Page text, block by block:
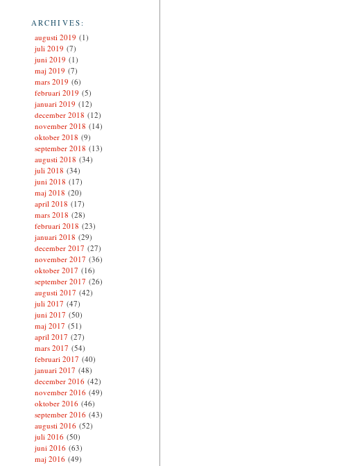
ARCHIVES:
augusti 2019 (1)
juli 2019 (7)
juni 2019 (1)
maj 2019 (7)
mars 2019 (6)
februari 2019 (5)
januari 2019 (12)
december 2018 (12)
november 2018 (14)
oktober 2018 (9)
september 2018 (13)
augusti 2018 (34)
juli 2018 (34)
juni 2018 (17)
maj 2018 (20)
april 2018 (17)
mars 2018 (28)
februari 2018 (23)
januari 2018 (29)
december 2017 (27)
november 2017 (36)
oktober 2017 (16)
september 2017 (26)
augusti 2017 (42)
juli 2017 (47)
juni 2017 (50)
maj 2017 (51)
april 2017 (27)
mars 2017 (54)
februari 2017 (40)
januari 2017 (48)
december 2016(42)
november 2016(49)
oktober 2016(46)
september 2016(43)
augusti 2016(52)
juli 2016(50)
juni 2016(63)
maj 2016(49)